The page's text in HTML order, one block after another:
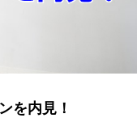
を内見！